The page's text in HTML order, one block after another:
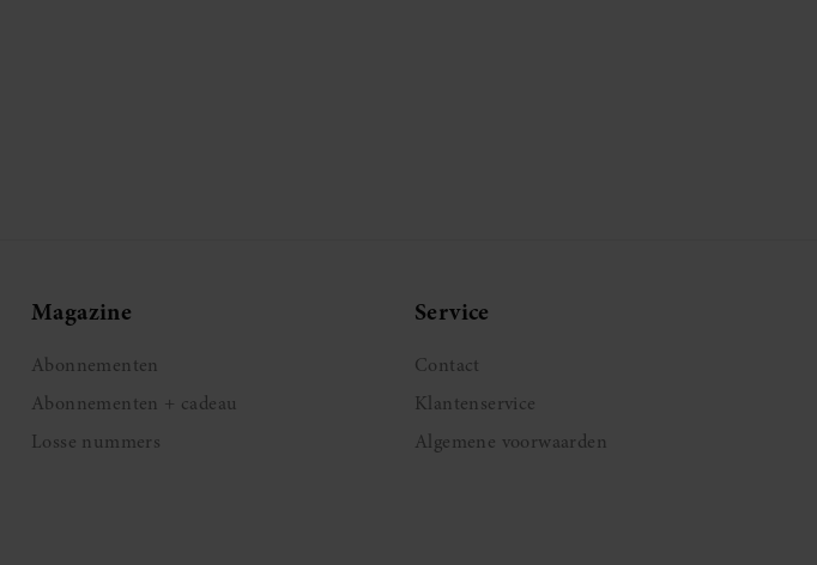
Magazine
Abonnementen
Abonnementen + cadeau
Losse nummers
Service
Contact
Klantenservice
Algemene voorwaarden